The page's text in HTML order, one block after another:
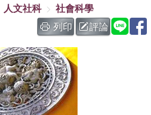
熱搜： 東野圭吾 、 高希均教授回憶錄
The Odyssey 、 父親節 、 如果歷
史是一群喵 、 暑期推薦 、 國際布克
獎 臺灣漫遊錄 、 方念華
登輝時代 、 數學女孩：黎曼猜想
偉大的迷走神經
人文社科
社會科學
列印
評論